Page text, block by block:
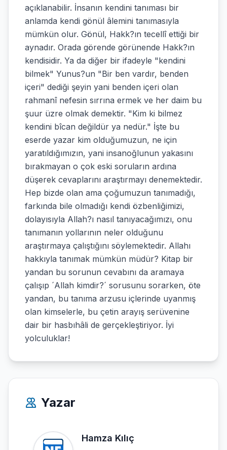
açıklanabilir. İnsanın kendini tanıması bir
anlamda kendi gönül âlemini tanımasıyla
mümkün olur. Gönül, Hakk?ın tecellî ettiği bir
aynadır. Orada görende görünende Hakk?ın
kendisidir. Ya da diğer bir ifadeyle "kendini
bilmek" Yunus?un "Bir ben vardır, benden
içeri" dediği şeyin yani benden içeri olan
rahmanî nefesin sırrına ermek ve her daim bu
şuur üzre olmak demektir. "Kim ki bilmez
kendini bîcan değildür ya nedür." İşte bu
eserde yazar kim olduğumuzun, ne için
yaratıldığımızın, yani insanoğlunun yakasını
bırakmayan o çok eski soruların ardına
düşerek cevaplarını araştırmayı denemektedir.
Hep bizde olan ama çoğumuzun tanımadığı,
farkında bile olmadığı kendi özbenliğimizi,
dolayısıyla Allah?ı nasıl tanıyacağımızı, onu
tanımanın yollarının neler olduğunu
araştırmaya çalıştığını söylemektedir. Allahı
hakkıyla tanımak mümkün müdür? Kitap bir
yandan bu sorunun cevabını da aramaya
çalışıp ´Allah kimdir?´ sorusunu sorarken, öte
yandan, bu tanıma arzusu içlerinde uyanmış
olan kimselerle, bu çetin arayış serüvenine
dair bir hasbıhâli de gerçekleştiriyor. İyi
yolculuklar!
Yazar
Hamza Kılıç